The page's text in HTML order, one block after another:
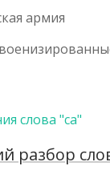
армия
слова "са"
разбор